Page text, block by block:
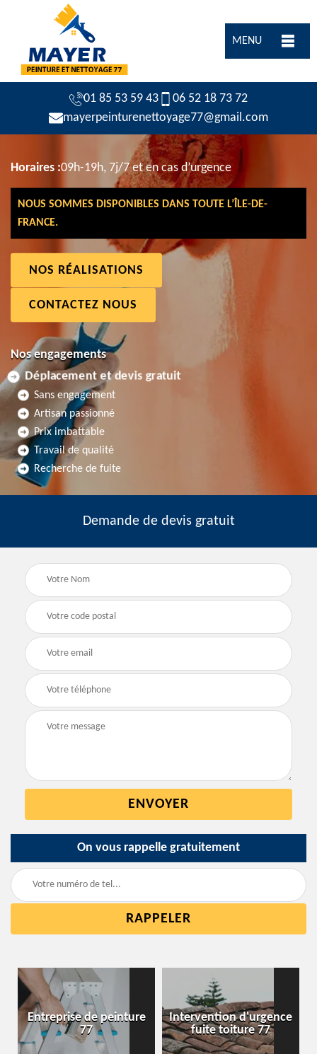
MENU
01 85 53 59 43
06 52 18 73 72
mayerpeinturenettoyage77@gmail.com
Horaires :09h-19h, 7j/7 et en cas d’urgence
NOUS SOMMES DISPONIBLES DANS TOUTE L’ÎLE-DE-
FRANCE.
NOS RÉALISATIONS
CONTACTEZ NOUS
Nos engagements
Déplacement et devis gratuit
Sans engagement
Artisan passionné
Prix imbattable
Travail de qualité
Recherche de fuite
Demande de devis gratuit
On vous rappelle gratuitement
Entreprise de peinture
77
Intervention d'urgence
fuite toiture 77